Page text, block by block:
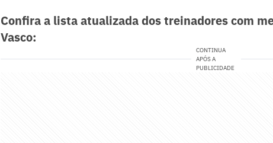
Confira a lista atualizada dos treinadores com
Vasco:
CONTINUA
APÓS A
PUBLICIDADE